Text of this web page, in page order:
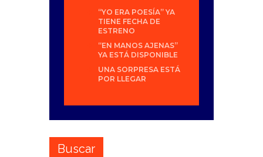
“YO ERA POESÍA” YA
TIENE FECHA DE
ESTRENO
“EN MANOS AJENAS”
YA ESTÁ DISPONIBLE
UNA SORPRESA ESTÁ
POR LLEGAR
Buscar